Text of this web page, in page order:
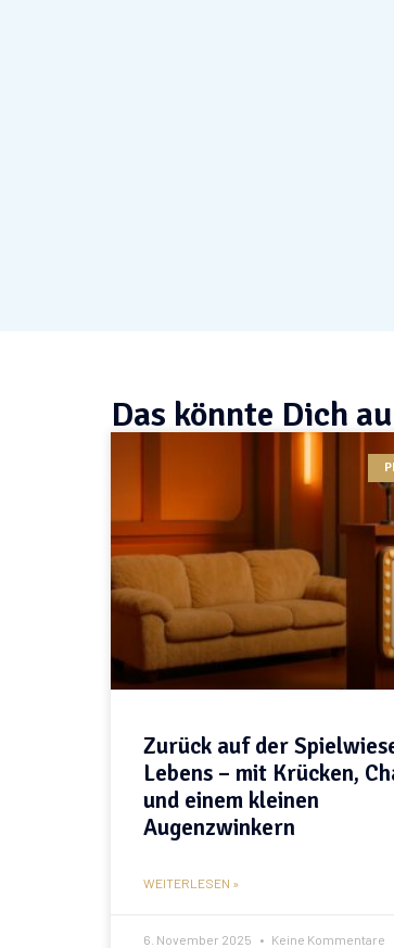
Das könnte Dich
Zurück auf der
Lebens – mit Krücken,
und einem kleinen
Augenzwinkern
WEITERLESEN »
6. November 2025 Keine Kommentare